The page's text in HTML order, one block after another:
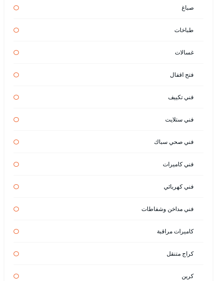
صباغ
طباخات
غسالات
فتح اقفال
فني تكييف
فني ستلايت
فني صحي سباك
فني كاميرات
فني كهربائي
فني مداخن وشفاطات
كاميرات مراقبة
كراج متنقل
كرين